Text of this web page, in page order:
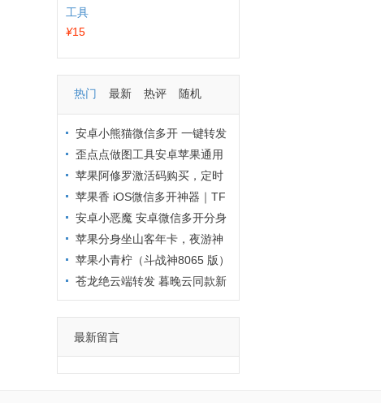
工具
¥15
热门 最新 热评 随机
安卓小熊猫微信多开 一键转发
万群转播，微商营销神器
歪点点做图工具安卓苹果通用
下载指引
苹果阿修罗激活码购买，定时
发圈助力微商
苹果香 iOS微信多开神器｜TF
直装兑换码下载 支持多开分身
安卓小恶魔 安卓微信多开分身
神器 支持万群转播
苹果分身坐山客年卡，夜游神
新品苹果小青柠（斗战神8065 版）
8.0.56使用概览
苍龙绝云端转发 暮晚云同款新
品登录地址
最新留言